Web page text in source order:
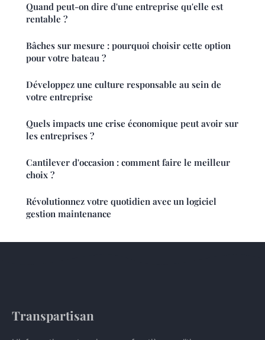
Quand peut-on dire d'une entreprise qu'elle est
rentable ?
Bâches sur mesure : pourquoi choisir cette option
pour votre bateau ?
Développez une culture responsable au sein de
votre entreprise
Quels impacts une crise économique peut avoir sur
les entreprises ?
Cantilever d'occasion : comment faire le meilleur
choix ?
Révolutionnez votre quotidien avec un logiciel
gestion maintenance
Transpartisan